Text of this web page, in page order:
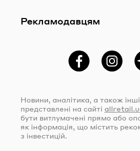
Рекламодавцям
Фейсбук
Новини, аналітика, а також
представлені на сайті
бути витлумачені прямо або
як інформація, що містить
з інвестицій.